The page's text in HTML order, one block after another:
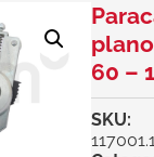
60 –
SKU: